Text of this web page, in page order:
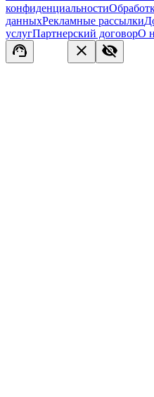
конфиденциальности
данныхРекламные рассылки
услугПартнерский договорО